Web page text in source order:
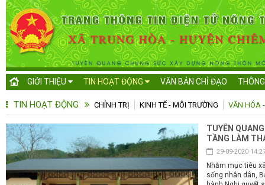
GIỚI THIỆU TIN HOẠT ĐỘNG VĂN BẢN CHỈ ĐẠO
TIN HOẠT ĐỘNG CHÍNH TRỊ KINH TẾ - MÔI TRƯỜNG VĂN HÓA
TUYÊN
TẦNG LÀM
29-09-2020
Nhằm mục tiêu
sống nhân dân,